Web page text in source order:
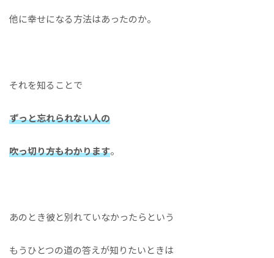
他に幸せになる方法はあったのか。
それを知ることで
ずっと忘れられない人の
吹っ切り方もわかります。
あのとき彼と別れていなかったらという
もうひとつの道の答えが知りたいときは